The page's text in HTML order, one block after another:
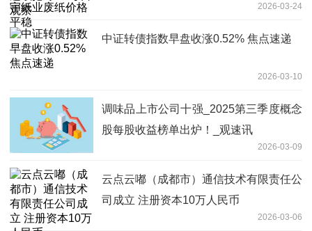
2026-03-24
中证转债指数早盘收涨0.52% 焦点速递
2026-03-10
调味品上市公司十强_2025第三季度概念
股每股收益榜单出炉！_观速讯
2026-03-09
云点云嘟（成都市）通信技术有限责任公
司成立 注册资本10万人民币
2026-03-06